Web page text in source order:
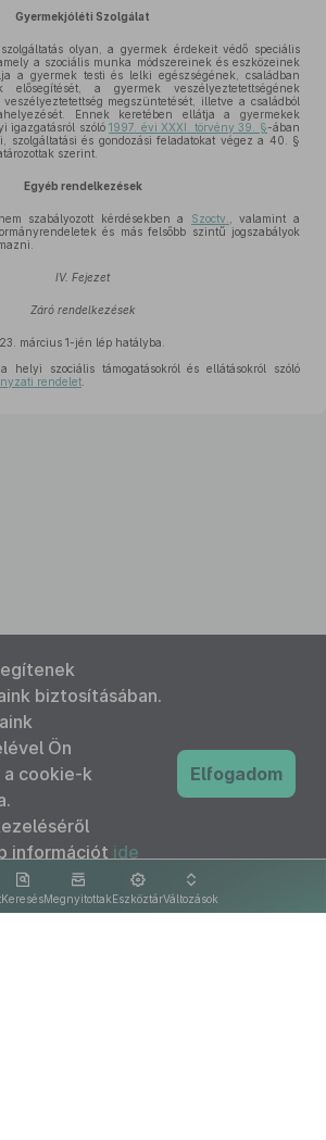
Gyermekjóléti Szolgálat
olyan, a gyermek érdekeit védő speciális
a szociális munka módszereinek és eszközeinek
a gyermek testi és lelki egészségének, családban
elősegítését, a gyermek veszélyeztetettségének
megszüntetését, illetve a családból
Ennek keretében ellátja a gyermekek
igazgatásról szóló1997. évi XXXI. törvény 39. §-ában
szolgáltatási és gondozási feladatokat végez a 40. §
szerint.
Egyéb rendelkezések
szabályozott kérdésekben a Szoctv.
, valamint a
és más felsőbb szintű jogszabályok
IV. Fejezet
Záró rendelkezések
március 1-jén lép hatályba.
helyi szociális támogatásokról és ellátásokról szóló
rendelet
KeresésMegnyitottakEszköztárVáltozások
biztosításában.
Ön
cookie-k
információt ide
Elfogadom